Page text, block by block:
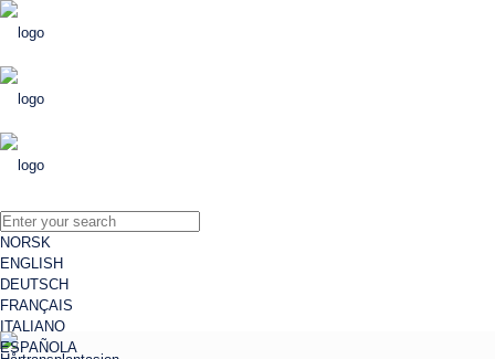
NORSK
ENGLISH
DEUTSCH
FRANÇAIS
ITALIANO
ESPAÑOLA